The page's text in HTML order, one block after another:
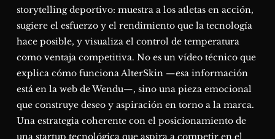
storytelling deportivo: muestra a los atletas en acción,
sugiere el esfuerzo y el rendimiento que la tecnología
hace posible, y visualiza el control de temperatura
como ventaja competitiva. No es un vídeo técnico que
explica cómo funciona AlterSkin —esa información
está en la web de Wendu—, sino una pieza emocional
que construye deseo y aspiración en torno a la marca.
Una estrategia coherente con el posicionamiento de
una startup tecnológica que aspira a competir en el